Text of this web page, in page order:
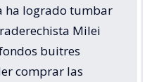
ha logrado tumbar
Milei
buitres
comprar las